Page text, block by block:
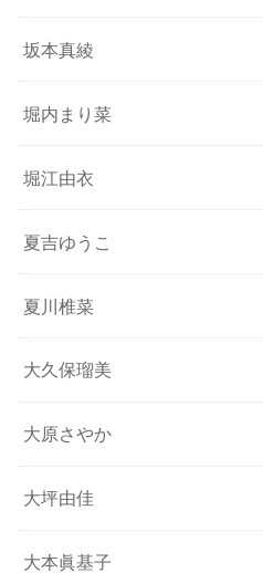
坂本真綾
堀内まり菜
堀江由衣
夏吉ゆうこ
夏川椎菜
大久保瑠美
大原さやか
大坪由佳
大本眞基子